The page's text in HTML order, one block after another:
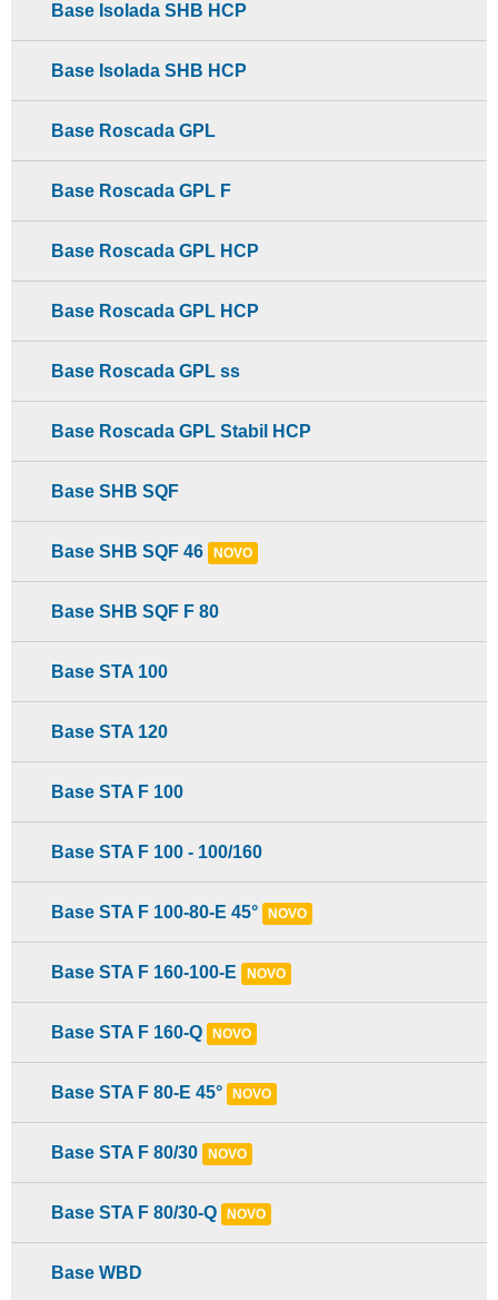
Base Isolada SHB HCP
Base Isolada SHB HCP
Base Roscada GPL
Base Roscada GPL F
Base Roscada GPL HCP
Base Roscada GPL HCP
Base Roscada GPL ss
Base Roscada GPL Stabil HCP
Base SHB SQF
Base SHB SQF 46 NOVO
Base SHB SQF F 80
Base STA 100
Base STA 120
Base STA F 100
Base STA F 100 - 100/160
Base STA F 100-80-E 45° NOVO
Base STA F 160-100-E NOVO
Base STA F 160-Q NOVO
Base STA F 80-E 45° NOVO
Base STA F 80/30 NOVO
Base STA F 80/30-Q NOVO
Base WBD